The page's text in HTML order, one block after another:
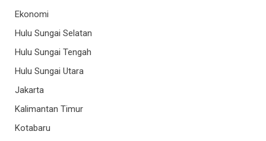
Ekonomi
Hulu Sungai Selatan
Hulu Sungai Tengah
Hulu Sungai Utara
Jakarta
Kalimantan Timur
Kotabaru